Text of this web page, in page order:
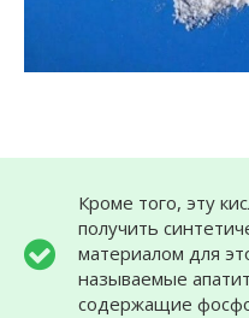
Кроме того, эту
получить
материалом для
называемые
содержащие